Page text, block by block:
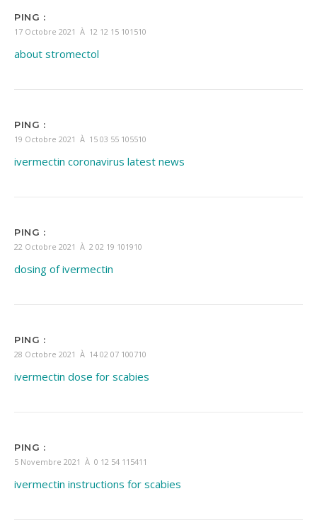
PING :
17 Octobre 2021 À 12 12 15 101510
about stromectol
PING :
19 Octobre 2021 À 15 03 55 105510
ivermectin coronavirus latest news
PING :
22 Octobre 2021 À 2 02 19 101910
dosing of ivermectin
PING :
28 Octobre 2021 À 14 02 07 100710
ivermectin dose for scabies
PING :
5 Novembre 2021 À 0 12 54 115411
ivermectin instructions for scabies